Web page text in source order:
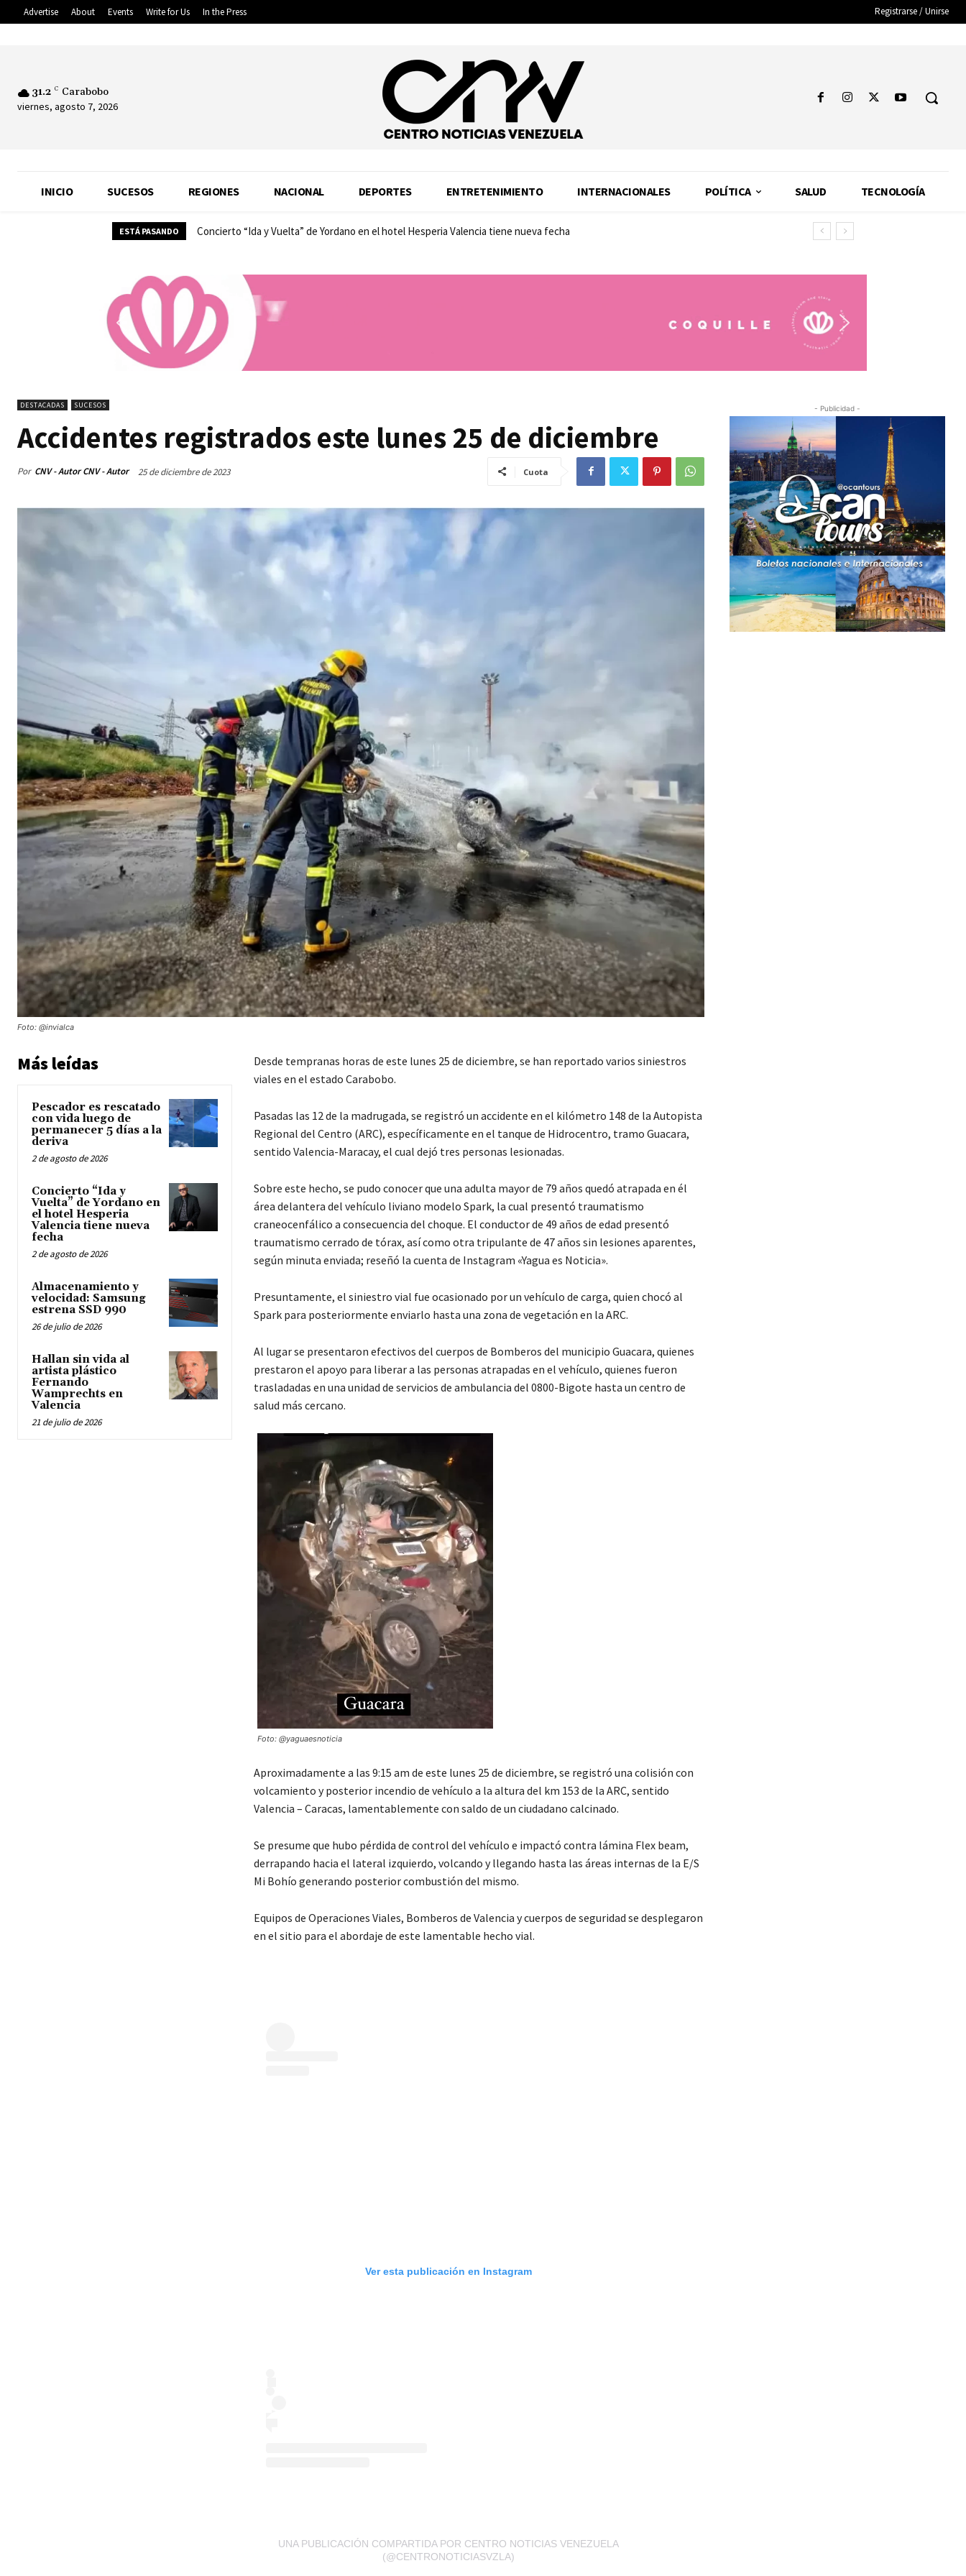
Advertise About Events Write for Us In the Press Registrarse / Unirse
31.2 C Carabobo
viernes, agosto 7, 2026
INICIO SUCESOS REGIONES NACIONAL DEPORTES ENTRETENIMIENTO INTERNACIONALES POLÍTICA SALUD TECNOLOGÍA
ESTÁ PASANDO Concierto “Ida y Vuelta” de Yordano en el hotel Hesperia Valencia tiene nueva fecha
Almacenamiento y velocidad: Samsung estrena SSD 990
DESTACADAS SUCESOS
Accidentes registrados este lunes 25 de diciembre
Por CNV - Autor CNV - Autor 25 de diciembre de 2023 Cuota
Foto: @invialca
Más leídas
Pescador es rescatado
con vida luego de
permanecer 5 días a la
deriva
2 de agosto de 2026
Concierto “Ida y
Vuelta” de Yordano en
el hotel Hesperia
Valencia tiene nueva
fecha
2 de agosto de 2026
Almacenamiento y
velocidad: Samsung
estrena SSD 990
26 de julio de 2026
Hallan sin vida al
artista plástico
Fernando
Wamprechts en
Valencia
21 de julio de 2026
Desde tempranas horas de este lunes 25 de diciembre, se han reportado varios siniestros
viales en el estado Carabobo.
Pasadas las 12 de la madrugada, se registró un accidente en el kilómetro 148 de la Autopista
Regional del Centro (ARC), específicamente en el tanque de Hidrocentro, tramo Guacara,
sentido Valencia-Maracay, el cual dejó tres personas lesionadas.
Sobre este hecho, se pudo conocer que una adulta mayor de 79 años quedó atrapada en él
área delantera del vehículo liviano modelo Spark, la cual presentó traumatismo
craneocenfálico a consecuencia del choque. El conductor de 49 años de edad presentó
traumatismo cerrado de tórax, así como otra tripulante de 47 años sin lesiones aparentes,
según minuta enviada; reseñó la cuenta de Instagram «Yagua es Noticia».
Presuntamente, el siniestro vial fue ocasionado por un vehículo de carga, quien chocó al
Spark para posteriormente enviarlo hasta una zona de vegetación en la ARC.
Al lugar se presentaron efectivos del cuerpos de Bomberos del municipio Guacara, quienes
prestaron el apoyo para liberar a las personas atrapadas en el vehículo, quienes fueron
trasladadas en una unidad de servicios de ambulancia del 0800-Bigote hasta un centro de
salud más cercano.
Foto: @yaguaesnoticia
Aproximadamente a las 9:15 am de este lunes 25 de diciembre, se registró una colisión con
volcamiento y posterior incendio de vehículo a la altura del km 153 de la ARC, sentido
Valencia – Caracas, lamentablemente con saldo de un ciudadano calcinado.
Se presume que hubo pérdida de control del vehículo e impactó contra lámina Flex beam,
derrapando hacia el lateral izquierdo, volcando y llegando hasta las áreas internas de la E/S
Mi Bohío generando posterior combustión del mismo.
Equipos de Operaciones Viales, Bomberos de Valencia y cuerpos de seguridad se desplegaron
en el sitio para el abordaje de este lamentable hecho vial.
Ver esta publicación en Instagram
UNA PUBLICACIÓN COMPARTIDA POR CENTRO NOTICIAS VENEZUELA
(@CENTRONOTICIASVZLA)
- Publicidad -